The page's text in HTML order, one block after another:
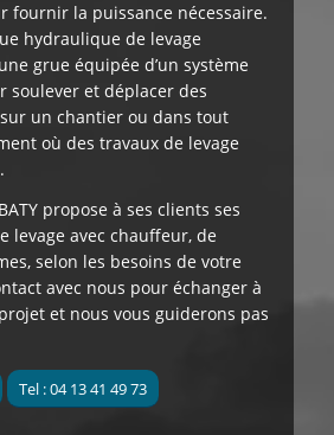
fournir la puissance nécessaire.
hydraulique de levage
grue équipée d’un système
soulever et déplacer des
un chantier ou dans tout
où des travaux de levage
propose à ses clients ses
levage avec chauffeur, de
selon les besoins de votre
avec nous pour échanger à
et nous vous guiderons pas
Tel : 04 13 41 49 73